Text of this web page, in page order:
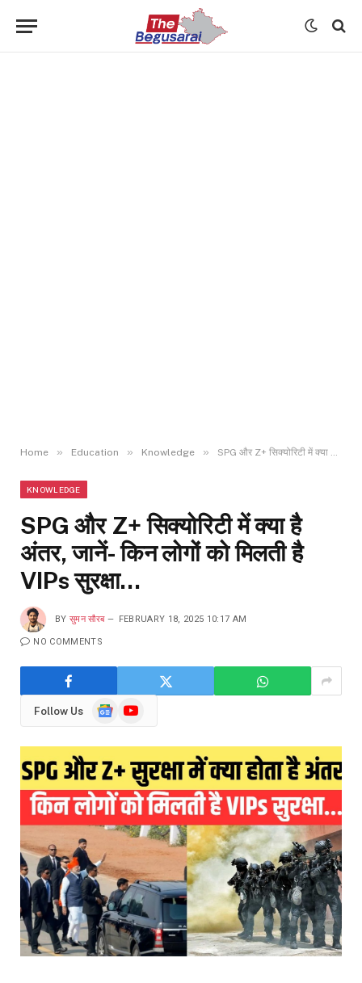
Home » Education » Knowledge » SPG और Z+ सिक्योरिटी में क्या है अंतर, जानें- किन लोगों को मिलती है VIPs सुरक्षा…
KNOWLEDGE
SPG और Z+ सिक्योरिटी में क्या है
अंतर, जानें- किन लोगों को मिलती है
VIPs सुरक्षा…
BY सुमन सौरब FEBRUARY 18, 2025 10:17 AM
NO COMMENTS
Follow Us
GoogleYouTube